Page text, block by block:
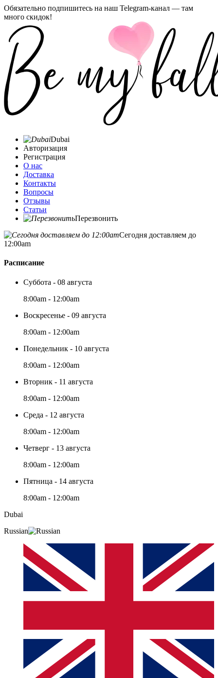
Обязательно подпишитесь на наш Telegram-канал — там
много скидок!
Dubai
Авторизация
Регистрация
О нас
Доставка
Контакты
Вопросы
Отзывы
Статьи
Перезвонить
Сегодня доставляем до
12:00am
Расписание
Суббота - 08 августа
8:00am - 12:00am
Воскресенье - 09 августа
8:00am - 12:00am
Понедельник - 10 августа
8:00am - 12:00am
Вторник - 11 августа
8:00am - 12:00am
Среда - 12 августа
8:00am - 12:00am
Четверг - 13 августа
8:00am - 12:00am
Пятница - 14 августа
8:00am - 12:00am
Dubai
Russian